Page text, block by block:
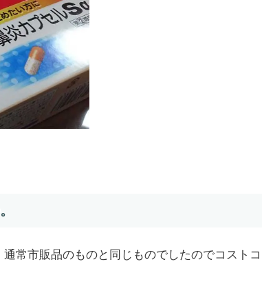
常市販品のものと同じものでしたのでコストコ